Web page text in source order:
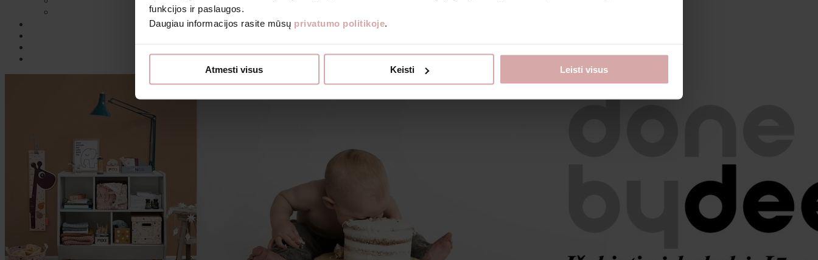
funkcijos ir paslaugos.
Daugiau informacijos rasite mūsų privatumo politikoje.
Atmesti visus Keisti Leisti visus
Grāmatas bērniem
Par Avietė
Sutinku gauti naujienlaiškius ir kitą informaciją nurodytu el. paštu.
Daugiau informacijos, kaip tvarkome duomenis, skaitykite Privatumo politikoje.